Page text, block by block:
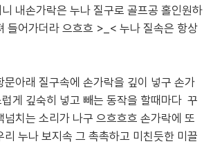
내손가락은 누나 질구로 골프공 홀인원하
들어가더라 으흐흐 >_< 누나 질속은 항상
문아래 질구속에 손가락을 깊이 넣구 손가
게 깊숙히 넣고 빼는 동작을 할때마다 꾸
치는 소리가 나구 으흐흐흐 손가락에 또
누나 보지속 그 촉촉하고 미친듯한 미끌